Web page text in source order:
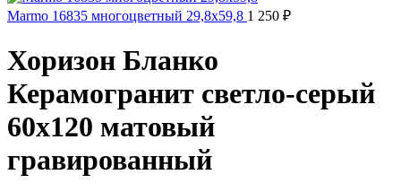
Marmo 16835 многоцветный 29,8x59,8 1 250 ₽
Хоризон Бланко
Керамогранит светло-серый
60х120 матовый
гравированный